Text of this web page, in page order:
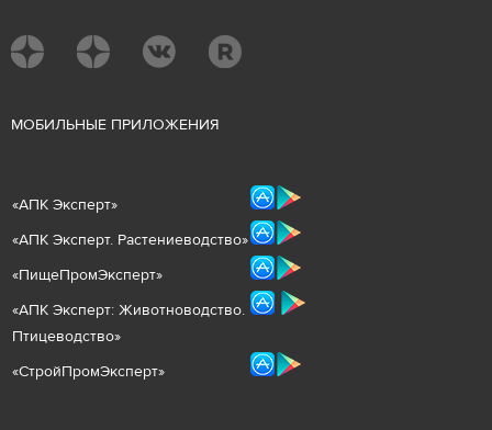
МОБИЛЬНЫЕ ПРИЛОЖЕНИЯ
«АПК Эксперт»
«АПК Эксперт. Растениеводство»
«ПищеПромЭксперт»
«АПК Эксперт: Животноводство.
Птицеводство»
«СтройПромЭксперт»